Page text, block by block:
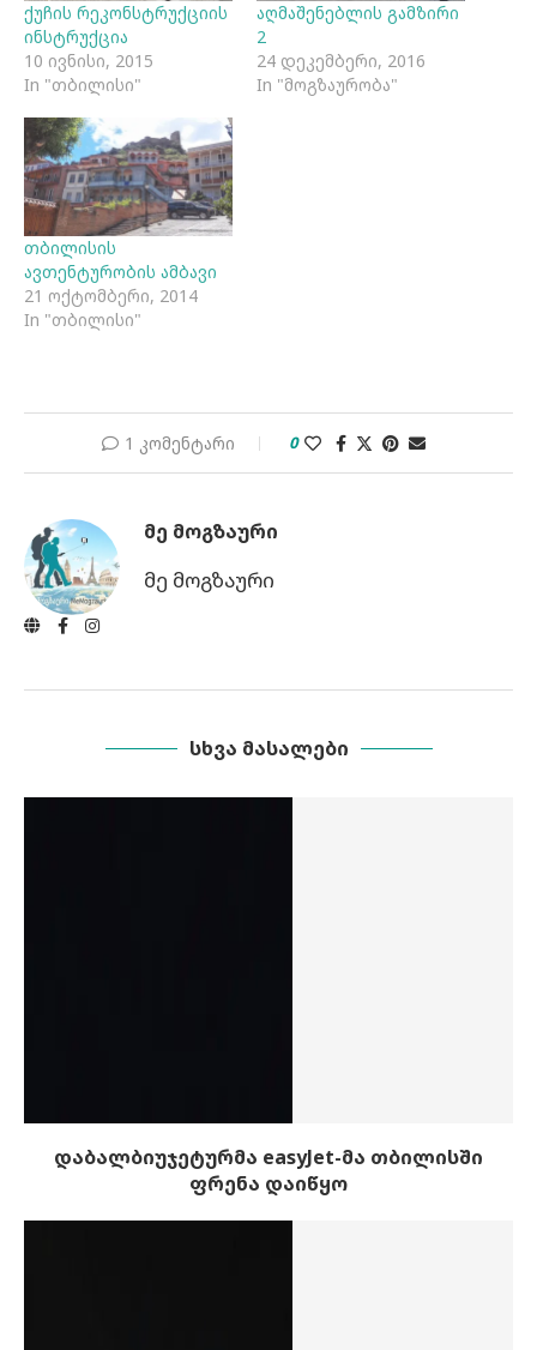
ქუჩის რეკონსტრუქციის
ინსტრუქცია
10 ივნისი, 2015
In "თბილისი"
აღმაშენებლის გამზირი
2
24 დეკემბერი, 2016
In "მოგზაურობა"
თბილისის
ავთენტურობის ამბავი
21 ოქტომბერი, 2014
In "თბილისი"
1 კომენტარი 0
ᲛᲔ ᲛᲝᲒᲖᲐᲣᲠᲘ
მე მოგზაური
ᲡᲮᲕᲐ ᲛᲐᲡᲐᲚᲔᲑᲘ
დაბალბიუჯეტურმა easyJet-მა თბილისში
ფრენა დაიწყო